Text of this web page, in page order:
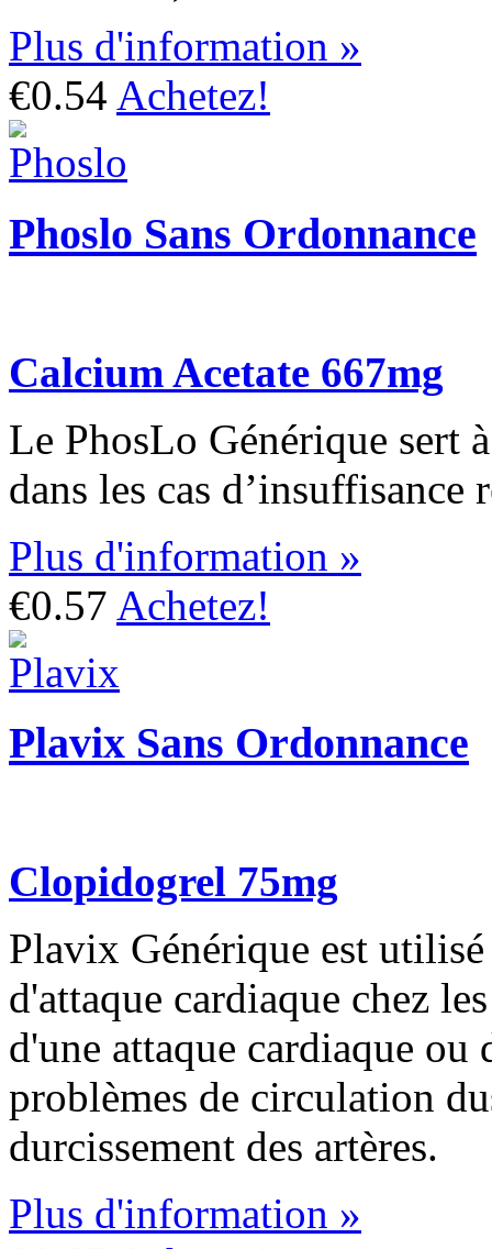
Plus d'information »
€0.54 Achetez!
Phoslo Sans Ordonnance
Calcium Acetate 667mg
Le PhosLo Générique sert
dans les cas d’insuffisance
Plus d'information »
€0.57 Achetez!
Plavix Sans Ordonnance
Clopidogrel 75mg
Plavix Générique est
d'attaque cardiaque chez
d'une attaque cardiaque
problèmes de circulation
durcissement des artères.
Plus d'information »